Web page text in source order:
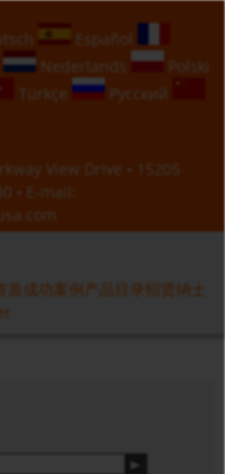
Español
Nederlands
Polski
Türkçe
Русский
View Drive • 15205
• E-mail:
质 成功案例 产品目录 招贤纳士